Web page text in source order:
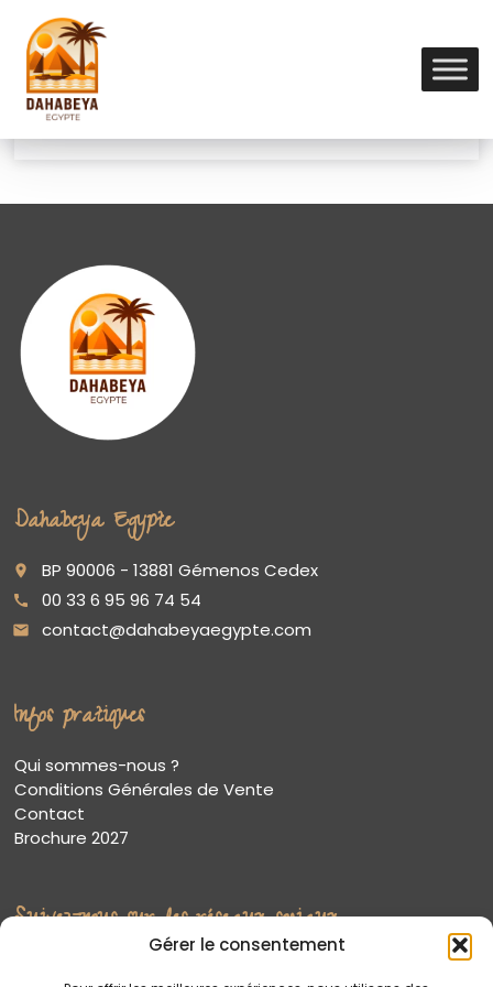
Gérer le consentement
Chambre double
(+690€/pers.)
Dahabeya Egypte
place BP 90006 - 13881 Gémenos Cedex
call 00 33 6 95 96 74 54
email contact@dahabeyaegypte.com
Infos pratiques
Qui sommes-nous ?
Conditions Générales de Vente
Contact
Brochure 2027
Suivez-nous sur les réseaux sociaux